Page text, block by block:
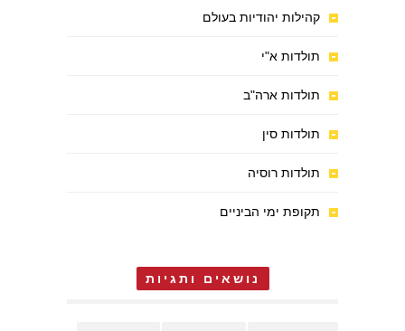
קהילות יהודיות בעולם
תולדות א"י
תולדות ארה"ב
תולדות סין
תולדות רוסיה
תקופת ימי הביניים
נושאים ותגיות